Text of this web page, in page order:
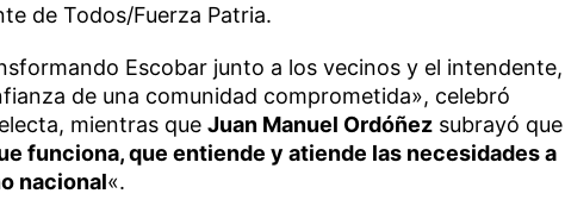
de Todos/Fuerza Patria.
Escobar junto a los vecinos y el intendente,
de una comunidad comprometida», celebró
mientras que Juan Manuel Ordóñezsubrayó que
funciona, que entiende y atiende las necesidades a
nacional«.